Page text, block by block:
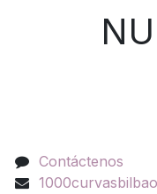
Contáctenos